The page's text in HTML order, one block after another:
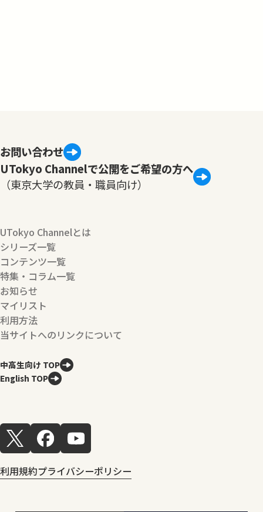
お問い合わせ
UTokyo Channelで公開をご希望の方へ
（東京大学の教員・職員向け）
UTokyo Channelとは
シリーズ一覧
コンテンツ一覧
特集・コラム一覧
お知らせ
マイリスト
利用方法
当サイトへのリンクについて
中高生向け TOP
English TOP
利用規約プライバシーポリシー